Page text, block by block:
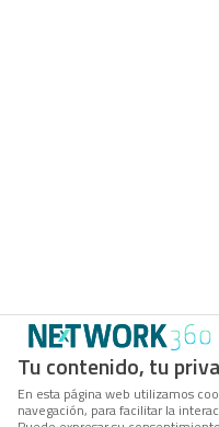
Tu contenido, tu
En esta página web utilizamos
navegación, para facilitar la